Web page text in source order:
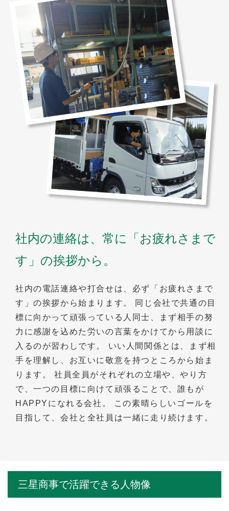
社内の連絡は、常に「お疲れさまで
す」の挨拶から。
社内の電話連絡や打合せは、必ず「お疲れさまで
す」の挨拶から始まります。 同じ会社で共通の目
標に向かって頑張っている人同士、まず相手の努
力に感謝を込めた労いの言葉をかけてから用談に
入るのが習わしです。 いい人間関係とは、まず相
手を理解し、お互いに敬意を持つところから始ま
ります。 社員全員がそれぞれの立場や、やり方
で、一つの目標に向けて頑張ることで、誰もが
HAPPYになれる会社。 この素晴らしいゴールを
目指して、会社と全社員は一緒に走り続けます。
三星商事で活躍できる人物像